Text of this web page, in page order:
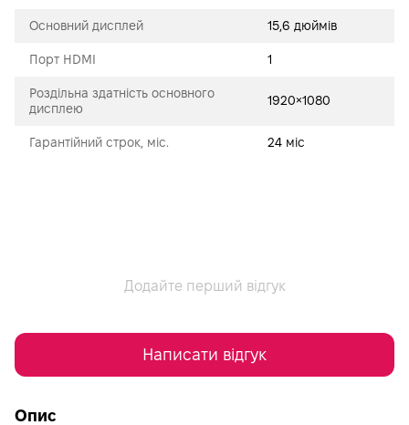
Основний дисплей 15,6 дюймів
Порт HDMI 1
Роздільна здатність основного
дисплею
1920×1080
Гарантійний строк, міс. 24 міс
Додайте перший відгук
Написати відгук
Опис